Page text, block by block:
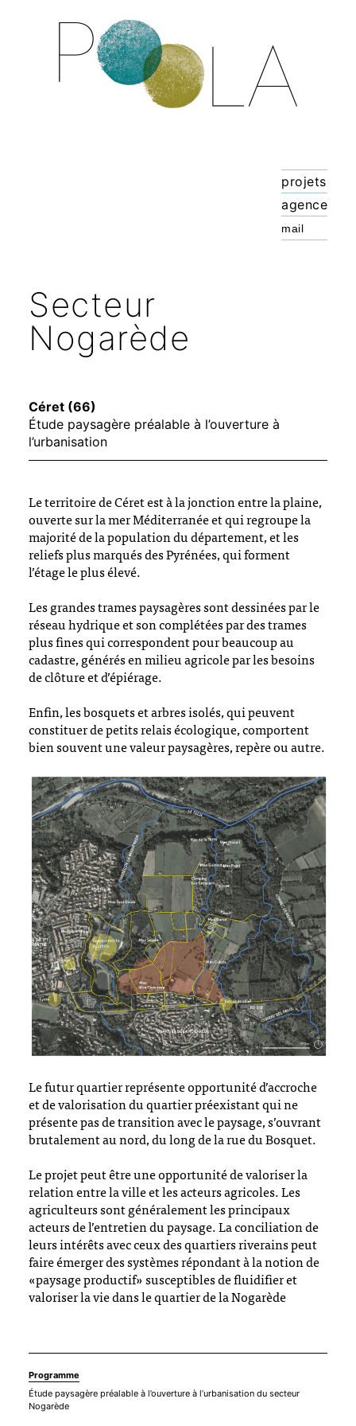
projets
agence
Secteur
Nogarède
Céret (66)
Étude paysagère préalable à l’ouverture à
l’urbanisation
Le territoire de Céret est à la jonction entre la plaine,
ouverte sur la mer Méditerranée et qui regroupe la
majorité de la population du département, et les
reliefs plus marqués des Pyrénées, qui forment
l’étage le plus élevé.
Les grandes trames paysagères sont dessinées par le
réseau hydrique et son complétées par des trames
plus fines qui correspondent pour beaucoup au
cadastre, générés en milieu agricole par les besoins
de clôture et d’épiérage.
Enfin, les bosquets et arbres isolés, qui peuvent
constituer de petits relais écologique, comportent
bien souvent une valeur paysagères, repère ou autre.
Le futur quartier représente opportunité d’accroche
et de valorisation du quartier préexistant qui ne
présente pas de transition avec le paysage, s’ouvrant
brutalement au nord, du long de la rue du Bosquet.
Le projet peut être une opportunité de valoriser la
relation entre la ville et les acteurs agricoles. Les
agriculteurs sont généralement les principaux
acteurs de l’entretien du paysage. La conciliation de
leurs intérêts avec ceux des quartiers riverains peut
faire émerger des systèmes répondant à la notion de
«paysage productif» susceptibles de fluidifier et
valoriser la vie dans le quartier de la Nogarède
Programme
Étude paysagère préalable à l’ouverture à l’urbanisation du secteur
Nogarède